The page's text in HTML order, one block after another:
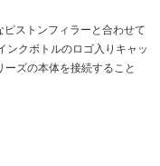
ストンフィラーと合わせて
ンクボトルのロゴ入りキャッ
ズの本体を接続すること